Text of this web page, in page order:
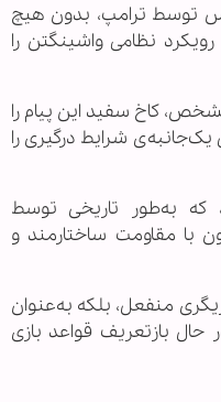
توسط ترامپ، بدون هیچ
نظامی واشینگتن را
کاخ سفید این پیام را
شرایط درگیری را
که به‌طور تاریخی توسط
با مقاومت ساختارمند و
منفعل، بلکه به‌عنوان
بازتعریف قواعد بازی